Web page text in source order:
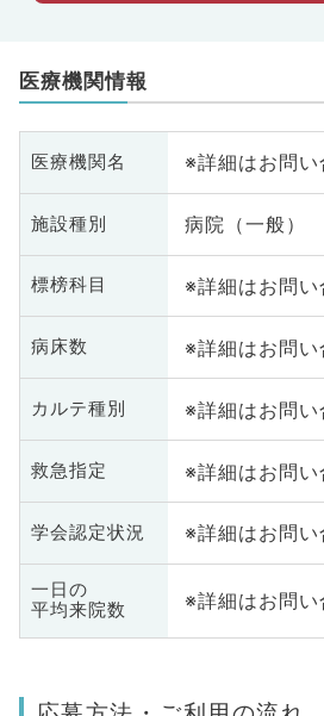
医療機関情報
医療機関名 ※詳細はお問
施設種別 病院（一般）
標榜科目 ※詳細はお問
病床数 ※詳細はお問
カルテ種別 ※詳細はお問
救急指定 ※詳細はお問
学会認定状況 ※詳細はお問
一日の
平均来院数
※詳細はお問